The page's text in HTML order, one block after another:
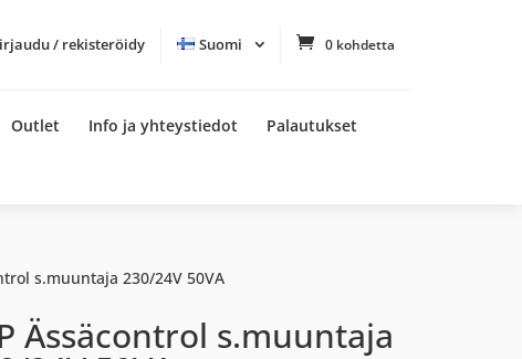
/ rekisteröidy Suomi 0 kohdetta
Outlet Info ja yhteystiedot Palautukset
s.muuntaja 230/24V 50VA
Ässäcontrol s.muuntaja